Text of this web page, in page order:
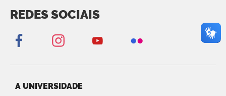
REDES SOCIAIS
A UNIVERSIDADE